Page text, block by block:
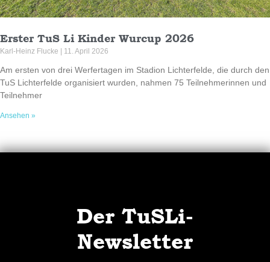
Erster TuS Li Kinder Wurcup 2026
Karl-Heinz Flucke 11. April 2026
Am ersten von drei Werfertagen im Stadion Lichterfelde, die durch den
TuS Lichterfelde organisiert wurden, nahmen 75 Teilnehmerinnen und
Teilnehmer
Ansehen »
Der TuSLi-
Newsletter